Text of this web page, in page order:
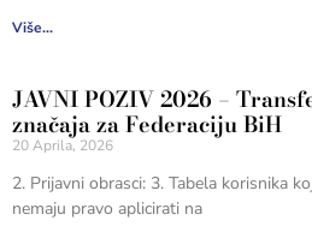
Više...
JAVNI POZIV 2026 –
značaja za Federaciju BiH
20 Aprila, 2026
2. Prijavni obrasci: 3. Tabela korisnika
nemaju pravo aplicirati na